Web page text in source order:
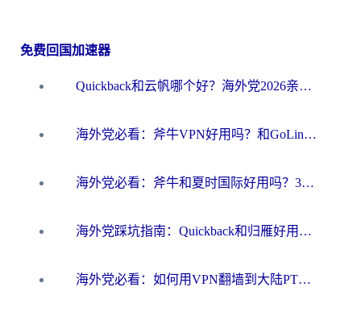
免费回国加速器
Quickback和云帆哪个好？海外党2026亲测指南：选对加速器大陆工具，无缝刷国内剧玩国服
海外党必看：斧牛VPN好用吗？和GoLinkVPN对比哪个回国效果更好？
海外党必看：斧牛和夏时国际好用吗？3步选对回国加速器，无缝刷国内资源
海外党踩坑指南：Quickback和归雁好用吗？选对加速器才能无缝刷国内资源
海外党必看：如何用VPN翻墙到大陆PTT？一篇解决你所有回国加速痛点